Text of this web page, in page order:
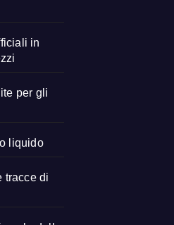
in
per gli
liquido
tracce di